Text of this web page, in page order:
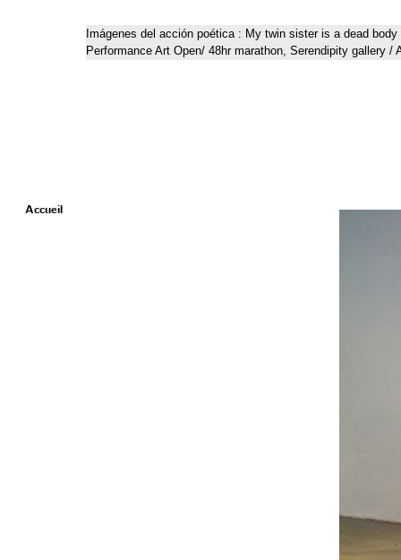
Accueil
Imágenes del acción poética : My twin sister is a dead
Performance Art Open/ 48hr marathon, Serendipity gallery /